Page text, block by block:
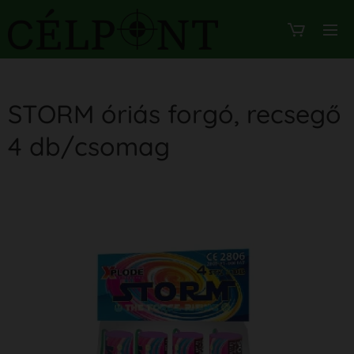
STORM óriás forgó, recsegő
4 db/csomag